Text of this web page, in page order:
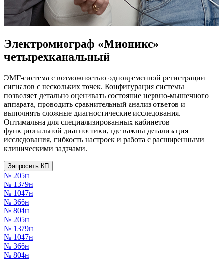
Электромиограф «Мионикс»
четырехканальный
ЭМГ-система с возможностью одновременной регистрации
сигналов с нескольких точек. Конфигурация системы
позволяет детально оценивать состояние нервно-мышечного
аппарата, проводить сравнительный анализ ответов и
выполнять сложные диагностические исследования.
Оптимальна для специализированных кабинетов
функциональной диагностики, где важны детализация
исследования, гибкость настроек и работа с расширенными
клиническими задачами.
Запросить КП
№ 205н
№ 1379н
№ 1047н
№ 366н
№ 804н
№ 205н
№ 1379н
№ 1047н
№ 366н
№ 804н